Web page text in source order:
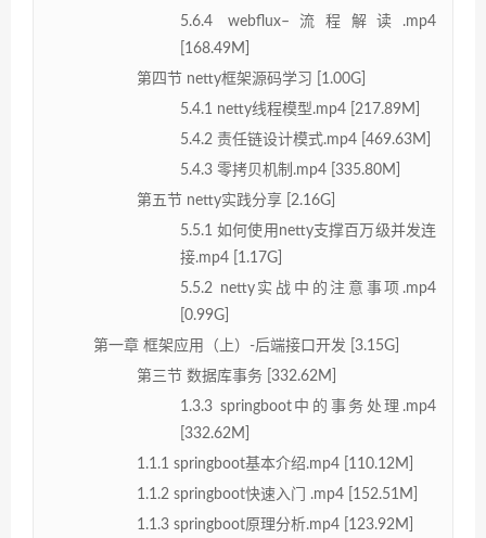
5.6.4 webflux–流程解读.mp4
[168.49M]
第四节 netty框架源码学习 [1.00G]
5.4.1 netty线程模型.mp4 [217.89M]
5.4.2 责任链设计模式.mp4 [469.63M]
5.4.3 零拷贝机制.mp4 [335.80M]
第五节 netty实践分享 [2.16G]
5.5.1 如何使用netty支撑百万级并发连
接.mp4 [1.17G]
5.5.2 netty实战中的注意事项.mp4
[0.99G]
第一章 框架应用（上）-后端接口开发 [3.15G]
第三节 数据库事务 [332.62M]
1.3.3 springboot中的事务处理.mp4
[332.62M]
1.1.1 springboot基本介绍.mp4 [110.12M]
1.1.2 springboot快速入门 .mp4 [152.51M]
1.1.3 springboot原理分析.mp4 [123.92M]